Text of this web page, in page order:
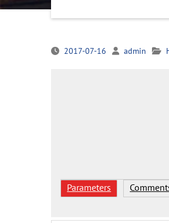
2017-07-16 admin
Parameters